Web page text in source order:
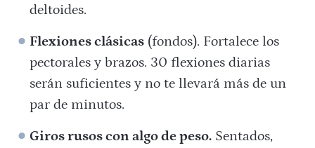
deltoides.
Flexiones clásicas (fondos). Fortalece los
pectorales y brazos. 30 flexiones diarias
serán suficientes y no te llevará más de un
par de minutos.
Giros rusos con algo de peso. Sentados,